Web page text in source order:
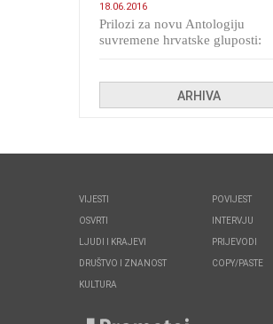
18.06.2016
Prilozi za novu Antologiju
suvremene hrvatske gluposti:
ARHIVA
VIJESTI
OSVRTI
LJUDI I KRAJEVI
DRUŠTVO I ZNANOST
KULTURA
POVIJEST
INTERVJU
PRIJEVODI
COPY/PASTE